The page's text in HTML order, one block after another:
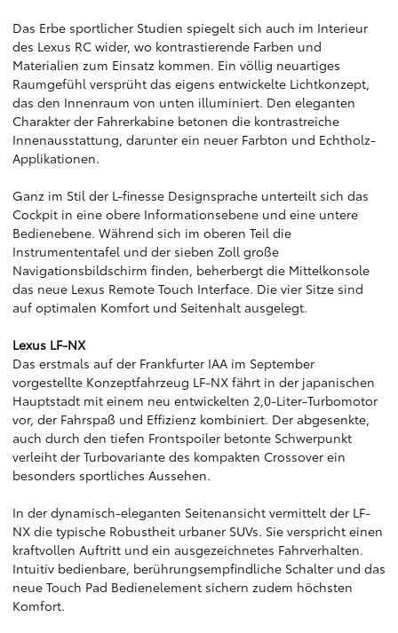
Das Erbe sportlicher Studien spiegelt sich auch im Interieur
des Lexus RC wider, wo kontrastierende Farben und
Materialien zum Einsatz kommen. Ein völlig neuartiges
Raumgefühl versprüht das eigens entwickelte Lichtkonzept,
das den Innenraum von unten illuminiert. Den eleganten
Charakter der Fahrerkabine betonen die kontrastreiche
Innenausstattung, darunter ein neuer Farbton und Echtholz-
Applikationen.
Ganz im Stil der L-finesse Designsprache unterteilt sich das
Cockpit in eine obere Informationsebene und eine untere
Bedienebene. Während sich im oberen Teil die
Instrumententafel und der sieben Zoll große
Navigationsbildschirm finden, beherbergt die Mittelkonsole
das neue Lexus Remote Touch Interface. Die vier Sitze sind
auf optimalen Komfort und Seitenhalt ausgelegt.
Lexus LF-NX
Das erstmals auf der Frankfurter IAA im September
vorgestellte Konzeptfahrzeug LF-NX fährt in der japanischen
Hauptstadt mit einem neu entwickelten 2,0-Liter-Turbomotor
vor, der Fahrspaß und Effizienz kombiniert. Der abgesenkte,
auch durch den tiefen Frontspoiler betonte Schwerpunkt
verleiht der Turbovariante des kompakten Crossover ein
besonders sportliches Aussehen.
In der dynamisch-eleganten Seitenansicht vermittelt der LF-
NX die typische Robustheit urbaner SUVs. Sie verspricht einen
kraftvollen Auftritt und ein ausgezeichnetes Fahrverhalten.
Intuitiv bedienbare, berührungsempfindliche Schalter und das
neue Touch Pad Bedienelement sichern zudem höchsten
Komfort.